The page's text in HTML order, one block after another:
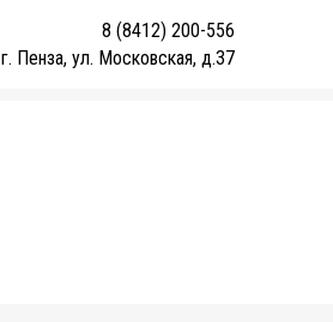
8 (8412) 200-556
г. Пенза, ул. Московская, д.37